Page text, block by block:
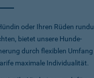
oder Ihren Rüden
bietet unsere Hunde-
durch flexiblen
maximale Individualität.